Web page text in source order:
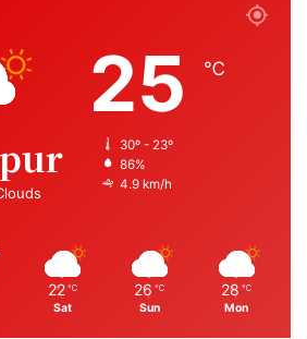
25 ℃
30º - 23º
86%
4.9 km/h
22 ℃
Sat
26 ℃
Sun
28 ℃
Mon